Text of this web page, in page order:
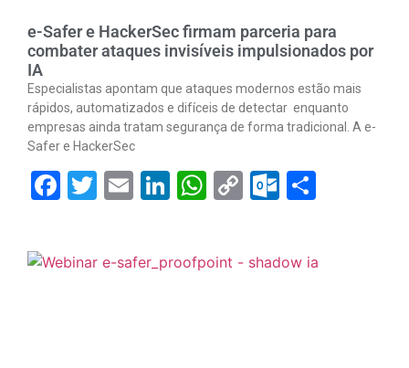
e-Safer e HackerSec firmam parceria para
combater ataques invisíveis impulsionados por
IA
Especialistas apontam que ataques modernos estão mais
rápidos, automatizados e difíceis de detectar enquanto
empresas ainda tratam segurança de forma tradicional. A e-
Safer e HackerSec
Facebook
Twitter
EmailLinkedIn
WhatsApp
Copy